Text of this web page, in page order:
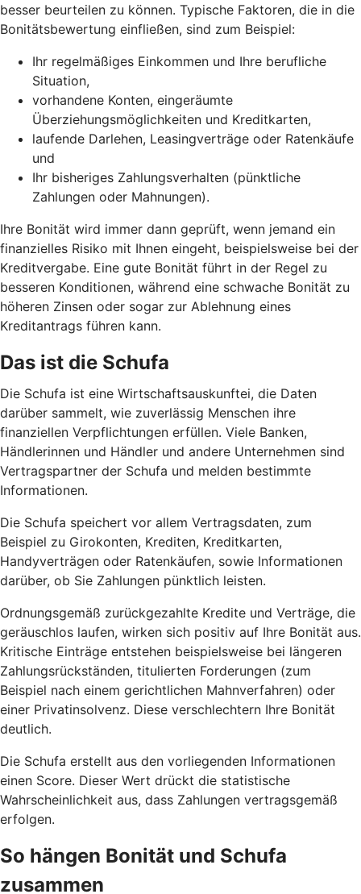
besser beurteilen zu können. Typische Faktoren, die in die
Bonitätsbewertung einfließen, sind zum Beispiel:
Ihr regelmäßiges Einkommen und Ihre berufliche
Situation,
vorhandene Konten, eingeräumte
Überziehungsmöglichkeiten und Kreditkarten,
laufende Darlehen, Leasingverträge oder Ratenkäufe
und
Ihr bisheriges Zahlungsverhalten (pünktliche
Zahlungen oder Mahnungen).
Ihre Bonität wird immer dann geprüft, wenn jemand ein
finanzielles Risiko mit Ihnen eingeht, beispielsweise bei der
Kreditvergabe. Eine gute Bonität führt in der Regel zu
besseren Konditionen, während eine schwache Bonität zu
höheren Zinsen oder sogar zur Ablehnung eines
Kreditantrags führen kann.
Das ist die Schufa
Die Schufa ist eine Wirtschaftsauskunftei, die Daten
darüber sammelt, wie zuverlässig Menschen ihre
finanziellen Verpflichtungen erfüllen. Viele Banken,
Händlerinnen und Händler und andere Unternehmen sind
Vertragspartner der Schufa und melden bestimmte
Informationen.
Die Schufa speichert vor allem Vertragsdaten, zum
Beispiel zu Girokonten, Krediten, Kreditkarten,
Handyverträgen oder Ratenkäufen, sowie Informationen
darüber, ob Sie Zahlungen pünktlich leisten.
Ordnungsgemäß zurückgezahlte Kredite und Verträge, die
geräuschlos laufen, wirken sich positiv auf Ihre Bonität aus.
Kritische Einträge entstehen beispielsweise bei längeren
Zahlungsrückständen, titulierten Forderungen (zum
Beispiel nach einem gerichtlichen Mahnverfahren) oder
einer Privatinsolvenz. Diese verschlechtern Ihre Bonität
deutlich.
Die Schufa erstellt aus den vorliegenden Informationen
einen Score. Dieser Wert drückt die statistische
Wahrscheinlichkeit aus, dass Zahlungen vertragsgemäß
erfolgen.
So hängen Bonität und Schufa
zusammen